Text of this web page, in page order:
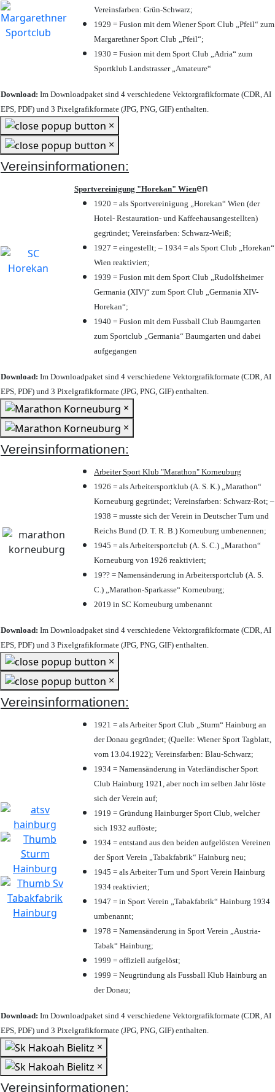
Vereinsfarben: Grün-Schwarz;
1929 = Fusion mit dem Wiener Sport Club „Pfeil“ zum
Margarethner Sport Club „Pfeil“;
1930 = Fusion mit dem Sport Club „Adria“ zum
Sportklub Landstrasser „Amateure“
Download: Im Downloadpaket sind 4 verschiedene Vektorgrafikformate (CDR, AI
EPS, PDF) und 3 Pixelgrafikformate (JPG, PNG, GIF) enthalten.
×
×
Vereinsinformationen:
Sportvereinigung "Horekan" Wienen
1920 = als Sportvereinigung „Horekan“ Wien (der
Hotel- Restauration- und Kaffeehausangestellten)
gegründet; Vereinsfarben: Schwarz-Weiß;
1927 = eingestellt; – 1934 = als Sport Club „Horekan“
Wien reaktiviert;
1939 = Fusion mit dem Sport Club „Rudolfsheimer
Germania (XIV)“ zum Sport Club „Germania XIV-
Horekan“;
1940 = Fusion mit dem Fussball Club Baumgarten
zum Sportclub „Germania“ Baumgarten und dabei
aufgegangen
Download: Im Downloadpaket sind 4 verschiedene Vektorgrafikformate (CDR, AI
EPS, PDF) und 3 Pixelgrafikformate (JPG, PNG, GIF) enthalten.
×
×
Vereinsinformationen:
Arbeiter Sport Klub "Marathon" Korneuburg
1926 = als Arbeitersportklub (A. S. K.) „Marathon“
Korneuburg gegründet; Vereinsfarben: Schwarz-Rot; –
1938 = musste sich der Verein in Deutscher Turn und
Reichs Bund (D. T. R. B.) Korneuburg umbenennen;
1945 = als Arbeitersportclub (A. S. C.) „Marathon“
Korneuburg von 1926 reaktiviert;
19?? = Namensänderung in Arbeitersportclub (A. S.
C.) „Marathon-Sparkasse“ Korneuburg;
2019 in SC Korneuburg umbenannt
Download: Im Downloadpaket sind 4 verschiedene Vektorgrafikformate (CDR, AI
EPS, PDF) und 3 Pixelgrafikformate (JPG, PNG, GIF) enthalten.
×
×
Vereinsinformationen:
1921 = als Arbeiter Sport Club „Sturm“ Hainburg an
der Donau gegründet; (Quelle: Wiener Sport Tagblatt,
vom 13.04.1922); Vereinsfarben: Blau-Schwarz;
1934 = Namensänderung in Vaterländischer Sport
Club Hainburg 1921, aber noch im selben Jahr löste
sich der Verein auf;
1919 = Gründung Hainburger Sport Club, welcher
sich 1932 auflöste;
1934 = entstand aus den beiden aufgelösten Vereinen
der Sport Verein „Tabakfabrik“ Hainburg neu;
1945 = als Arbeiter Turn und Sport Verein Hainburg
1934 reaktiviert;
1947 = in Sport Verein „Tabakfabrik“ Hainburg 1934
umbenannt;
1978 = Namensänderung in Sport Verein „Austria-
Tabak“ Hainburg;
1999 = offiziell aufgelöst;
1999 = Neugründung als Fussball Klub Hainburg an
der Donau;
Download: Im Downloadpaket sind 4 verschiedene Vektorgrafikformate (CDR, AI
EPS, PDF) und 3 Pixelgrafikformate (JPG, PNG, GIF) enthalten.
×
×
Vereinsinformationen: